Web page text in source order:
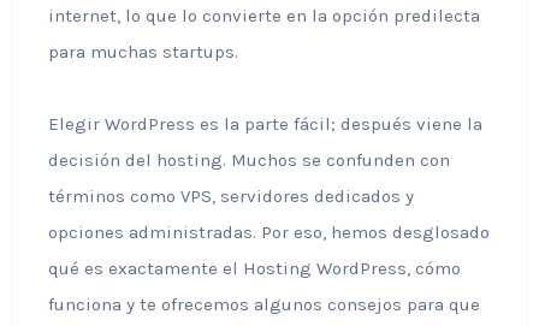
internet, lo que lo convierte en la opción predilecta
para muchas startups.
Elegir WordPress es la parte fácil; después viene la
decisión del hosting. Muchos se confunden con
términos como VPS, servidores dedicados y
opciones administradas. Por eso, hemos desglosado
qué es exactamente el Hosting WordPress, cómo
funciona y te ofrecemos algunos consejos para que